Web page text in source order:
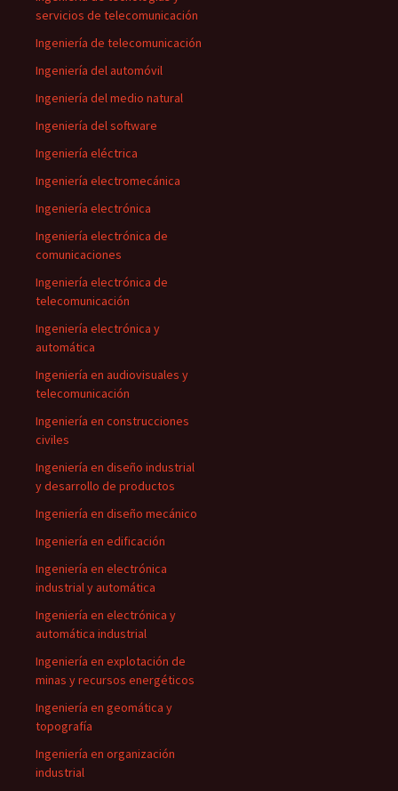
servicios de telecomunicación
Ingeniería de telecomunicación
Ingeniería del automóvil
Ingeniería del medio natural
Ingeniería del software
Ingeniería eléctrica
Ingeniería electromecánica
Ingeniería electrónica
Ingeniería electrónica de
comunicaciones
Ingeniería electrónica de
telecomunicación
Ingeniería electrónica y
automática
Ingeniería en audiovisuales y
telecomunicación
Ingeniería en construcciones
civiles
Ingeniería en diseño industrial
y desarrollo de productos
Ingeniería en diseño mecánico
Ingeniería en edificación
Ingeniería en electrónica
industrial y automática
Ingeniería en electrónica y
automática industrial
Ingeniería en explotación de
minas y recursos energéticos
Ingeniería en geomática y
topografía
Ingeniería en organización
industrial